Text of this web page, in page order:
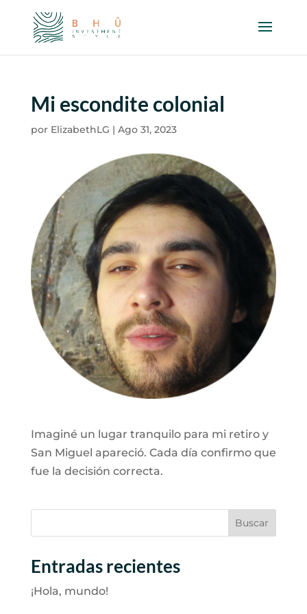
Mi escondite colonial
por ElizabethLG | Ago 31, 2023
Imaginé un lugar tranquilo para mi retiro y
San Miguel apareció. Cada día confirmo que
fue la decisión correcta.
Buscar
Entradas recientes
¡Hola, mundo!